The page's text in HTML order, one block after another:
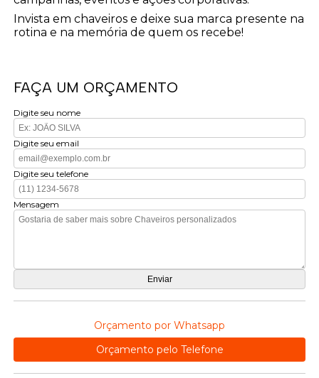
Invista em chaveiros e deixe sua marca presente na
rotina e na memória de quem os recebe!
FAÇA UM ORÇAMENTO
Digite seu nome
Digite seu email
Digite seu telefone
Mensagem
Orçamento por Whatsapp
Orçamento pelo Telefone